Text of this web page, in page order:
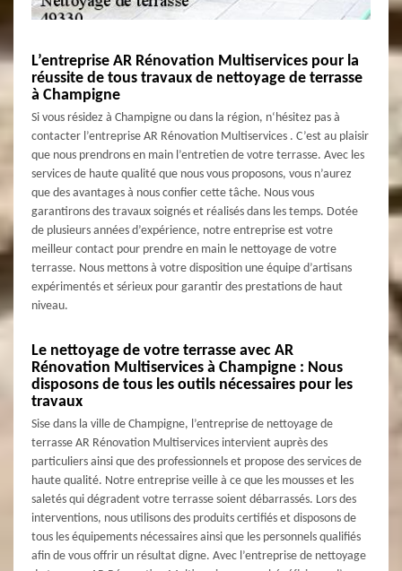
L’entreprise AR Rénovation Multiservices pour la
réussite de tous travaux de nettoyage de terrasse
à Champigne
Si vous résidez à Champigne ou dans la région, n‘hésitez pas à
contacter l’entreprise AR Rénovation Multiservices . C’est au plaisir
que nous prendrons en main l’entretien de votre terrasse. Avec les
services de haute qualité que nous vous proposons, vous n’aurez
que des avantages à nous confier cette tâche. Nous vous
garantirons des travaux soignés et réalisés dans les temps. Dotée
de plusieurs années d’expérience, notre entreprise est votre
meilleur contact pour prendre en main le nettoyage de votre
terrasse. Nous mettons à votre disposition une équipe d’artisans
expérimentés et sérieux pour garantir des prestations de haut
niveau.
Le nettoyage de votre terrasse avec AR
Rénovation Multiservices à Champigne : Nous
disposons de tous les outils nécessaires pour les
travaux
Sise dans la ville de Champigne, l’entreprise de nettoyage de
terrasse AR Rénovation Multiservices intervient auprès des
particuliers ainsi que des professionnels et propose des services de
haute qualité. Notre entreprise veille à ce que les mousses et les
saletés qui dégradent votre terrasse soient débarrassés. Lors des
interventions, nous utilisons des produits certifiés et disposons de
tous les équipements nécessaires ainsi que les personnels qualifiés
afin de vous offrir un résultat digne. Avec l’entreprise de nettoyage